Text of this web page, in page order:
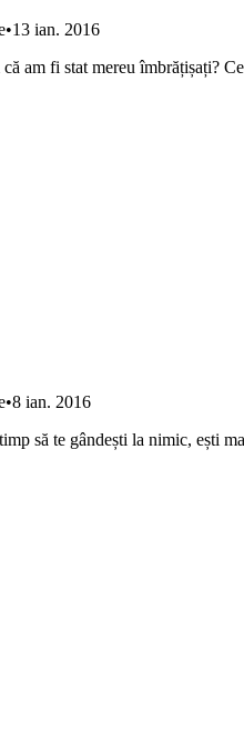
•13 ian. 2016
am fi stat mereu îmbrățișați?
•8 ian. 2016
să te gândești la nimic, ești